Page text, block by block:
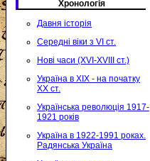
Хронологія
Давня історія
Середні віки з VI ст.
Нові часи (XVI-XVIII ст.)
Україна в XIX - на початку
XX ст.
Українська революція 1917-
1921 років
Україна в 1922-1991 роках.
Радянська Україна